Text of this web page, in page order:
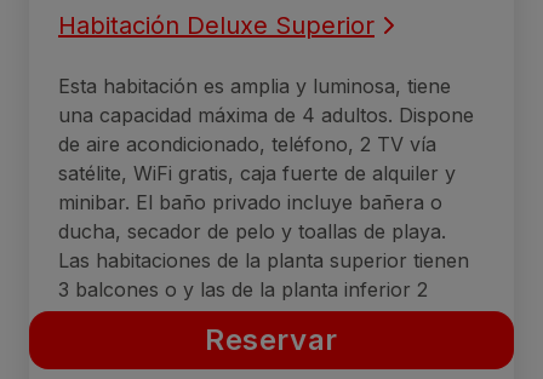
Reservar
Habitación Deluxe Superior
Esta habitación es amplia y luminosa, tiene
una capacidad máxima de 4 adultos. Dispone
de aire acondicionado, teléfono, 2 TV vía
satélite, WiFi gratis, caja fuerte de alquiler y
minibar. El baño privado incluye bañera o
ducha, secador de pelo y toallas de playa.
Las habitaciones de la planta superior tienen
3 balcones o y las de la planta inferior 2
terrazas, con vistas al campo de golf o a las
dunas de Maspalomas.